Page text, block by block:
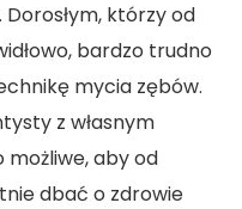
którzy od
bardzo trudno
mycia zębów.
z własnym
możliwe, aby od
dbać o zdrowie